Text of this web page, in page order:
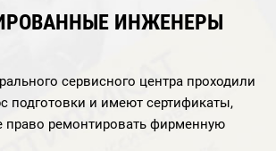
ИНЖЕНЕРЫ
сервисного центра проходили
подготовки и имеют сертификаты,
ремонтировать фирменную